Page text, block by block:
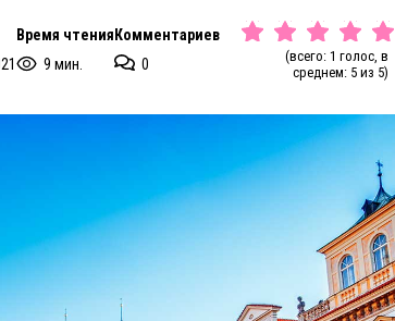
Время чтения
9 мин.
Комментариев
0
(всего: 1 голос, в
среднем: 5 из 5)